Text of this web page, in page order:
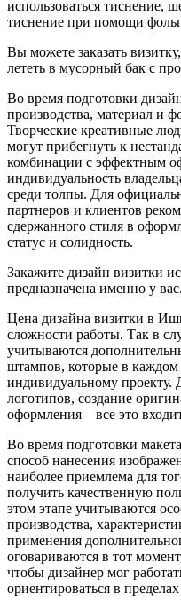
использоваться тиснение,
тиснение при помощи
Вы можете заказать
лететь в мусорный бак с
Во время подготовки
производства, материал и
Творческие креативные
могут прибегнуть к
комбинации с эффектным
индивидуальность
среди толпы. Для
партнеров и клиентов
сдержанного стиля в
статус и солидность.
Закажите дизайн визитки
предназначена именно у вас.
Цена дизайна визитки в
сложности работы. Так в
учитываются
штампов, которые в каждом
индивидуальному проекту.
логотипов, создание
оформления – все это
Во время подготовки
способ нанесения
наиболее приемлема для
получить качественную
этом этапе учитываются
производства,
применения
оговариваются в тот
чтобы дизайнер мог
ориентироваться в